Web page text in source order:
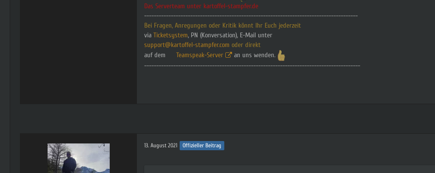
Das Serverteam unter kartoffel-stampfer.de
----------------------------------------------------------------------------------------
Bei Fragen, Anregungen oder Kritik könnt Ihr Euch jederzeit
via Ticketsystem, PN (Konversation), E-Mail unter
support@kartoffel-stampfer.com oder direkt
auf dem
Teamspeak-Server
an uns wenden.
-----------------------------------------------------------------------------------------
13. August 2021 Offizieller Beitrag